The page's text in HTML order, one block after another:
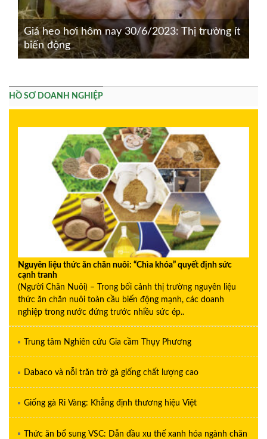
Giá heo hơi hôm nay 30/6/2023: Thị trường ít
biến động
HỒ SƠ DOANH NGHIỆP
Nguyên liệu thức ăn chăn nuôi: “Chìa khóa” quyết định sức
cạnh tranh
(Người Chăn Nuôi) – Trong bối cảnh thị trường nguyên liệu
thức ăn chăn nuôi toàn cầu biến động mạnh, các doanh
nghiệp trong nước đứng trước nhiều sức ép..
Trung tâm Nghiên cứu Gia cầm Thụy Phương
Dabaco và nỗi trăn trở gà giống chất lượng cao
Giống gà Ri Vàng: Khẳng định thương hiệu Việt
Thức ăn bổ sung VSC: Dẫn đầu xu thế xanh hóa ngành chăn